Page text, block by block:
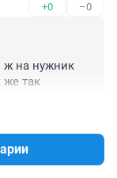
+0 –0
ж на нужник
так